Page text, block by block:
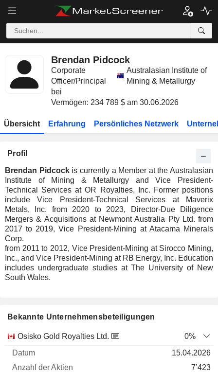
Brendan Pidcock
Corporate
Officer/Principal
bei
Australasian Institute of
Mining & Metallurgy
Vermögen: 234 789 $ am 30.06.2026
Übersicht Erfahrung Persönliches Netzwerk
Profil
Brendan Pidcockis currently a Member at the Australasian
Institute of Mining & Metallurgy and Vice President-
Technical Services at OR Royalties, Inc. Former positions
include Vice President-Technical Services at Maverix
Metals, Inc. from 2020 to 2023, Director-Due Diligence
Mergers & Acquisitions at Newmont Australia Pty Ltd. from
2017 to 2019, Vice President-Mining at Atacama Minerals
Corp.
from 2011 to 2012, Vice President-Mining at Sirocco Mining,
Inc., and Vice President-Mining at RB Energy, Inc. Education
includes undergraduate studies at The University of New
South Wales.
Bekannte Unternehmensbeteiligungen
Unternehmen
Anzahl
Bewertung
Osisko Gold Royalties Ltd.
0%
15.04.2026
7’423